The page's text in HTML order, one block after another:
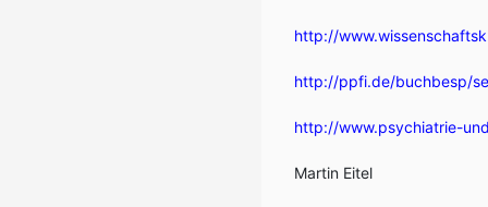
http://
http://ppfi.de/buchbesp/
http://www.psychiatrie-
Martin Eitel